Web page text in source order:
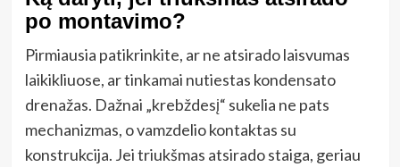
po montavimo?
Pirmiausia patikrinkite, ar ne atsirado laisvumas
laikikliuose, ar tinkamai nutiestas kondensato
drenažas. Dažnai „krebždesį“ sukelia ne pats
mechanizmas, o vamzdelio kontaktas su
konstrukcija. Jei triukšmas atsirado staiga, geriau